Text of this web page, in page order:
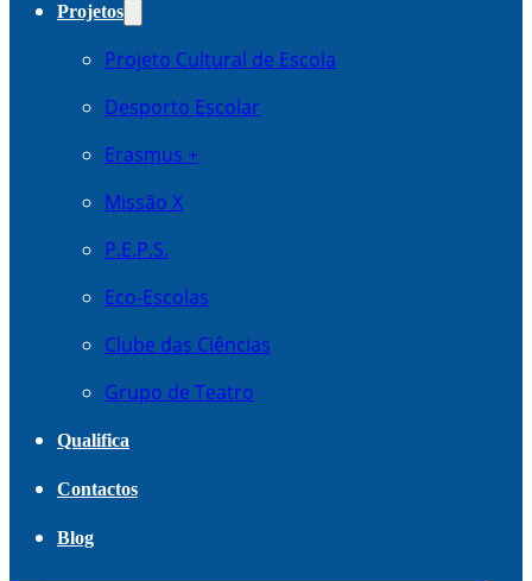
Projetos
Projeto Cultural de Escola
Desporto Escolar
Erasmus +
Missão X
P.E.P.S.
Eco-Escolas
Clube das Ciências
Grupo de Teatro
Qualifica
Contactos
Blog